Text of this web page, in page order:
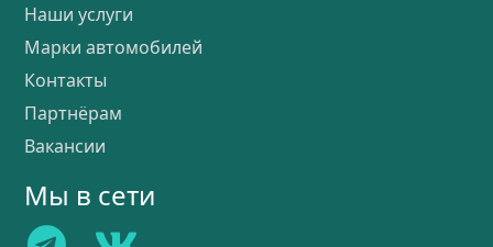
Наши услуги
Марки автомобилей
Контакты
Партнёрам
Вакансии
Мы в сети